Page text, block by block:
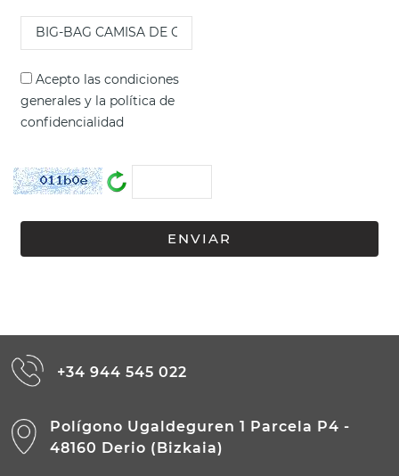
Acepto las condiciones
generales y la política de
confidencialidad
+34 944 545 022
Polígono Ugaldeguren 1 Parcela P4 -
48160 Derio (Bizkaia)